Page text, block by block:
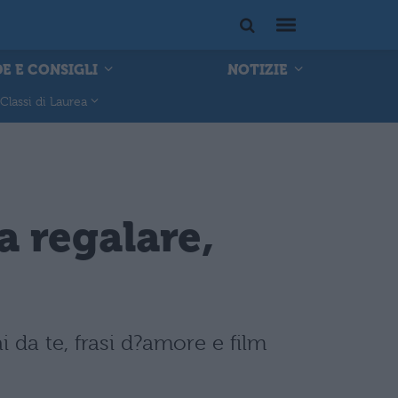
E CONSIGLI NOTIZIE
Classi di Laurea
regalare,
da te, frasi d?amore e film